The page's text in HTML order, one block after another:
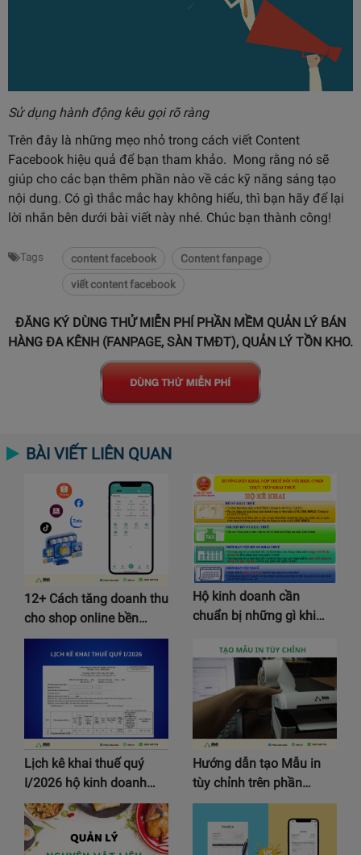
Sử dụng hành động kêu gọi rõ ràng
Trên đây là những mẹo nhỏ trong cách viết Content
Facebook hiệu quả để bạn tham khảo. Mong rằng nó sẽ
giúp cho các bạn thêm phần nào về các kỹ năng sáng tạo
nội dung. Có gì thắc mắc hay không hiểu, thì bạn hãy để lại
lời nhắn bên dưới bài viết này nhé. Chúc bạn thành công!
Tags content facebook
Content fanpage
viết content facebook
ĐĂNG KÝ DÙNG THỬ MIỄN PHÍ PHẦN MỀM QUẢN LÝ BÁN
HÀNG ĐA KÊNH (FANPAGE, SÀN TMĐT), QUẢN LÝ TỒN KHO.
BÀI VIẾT LIÊN QUAN
12+ Cách tăng doanh thu
cho shop online bền…
Hộ kinh doanh cần
chuẩn bị những gì khi…
Lịch kê khai thuế quý
I/2026 hộ kinh doanh…
Hướng dẫn tạo Mẫu in
tùy chỉnh trên phần…